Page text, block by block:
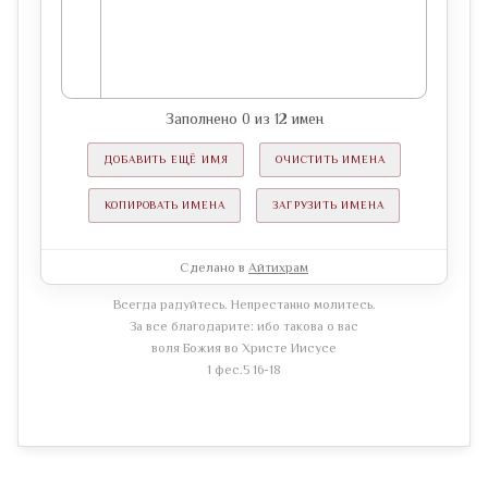
Заполнено 0 из 12 имен
ДОБАВИТЬ ЕЩЁ ИМЯ ОЧИСТИТЬ ИМЕНА
КОПИРОВАТЬ ИМЕНА ЗАГРУЗИТЬ ИМЕНА
Сделано в Айтихрам
Всегда радуйтесь. Непрестанно молитесь.
За все благодарите: ибо такова о вас
воля Божия во Христе Иисусе
1 фес.5 16-18